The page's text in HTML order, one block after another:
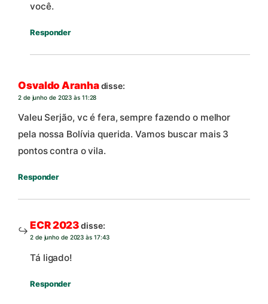
você.
Responder
Osvaldo Aranhadisse:
2 de junho de 2023 às 11:28
Valeu Serjão, vc é fera, sempre fazendo o melhor
pela nossa Bolívia querida. Vamos buscar mais 3
pontos contra o vila.
Responder
ECR 2023disse:
2 de junho de 2023 às 17:43
Tá ligado!
Responder